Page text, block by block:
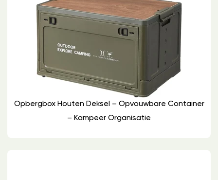
Opbergbox Houten Deksel – Opvouwbare Container
– Kampeer Organisatie